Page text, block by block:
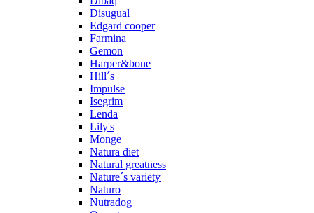
Disugual
Edgard cooper
Farmina
Gemon
Harper&bone
Hill´s
Impulse
Isegrim
Lenda
Lily's
Monge
Natura diet
Natural greatness
Nature´s variety
Naturo
Nutradog